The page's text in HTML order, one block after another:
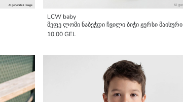
LCW baby
მეფე ლომი ნაბეჭდი ჩვილი ბიჭი ჟერსი მაისური
10,00 GEL